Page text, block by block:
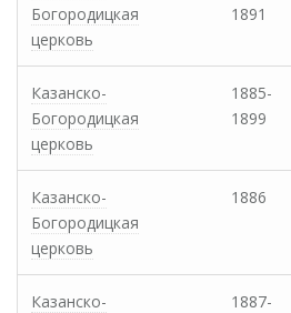
Богородицкая
церковь
1891
Казанско-
Богородицкая
церковь
1885-
1899
Казанско-
Богородицкая
церковь
1886
Казанско-
1887-